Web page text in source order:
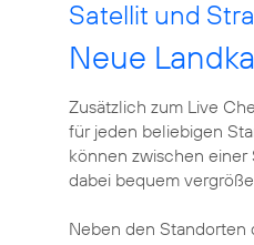
Satellit und
Neue
Zusätzlich zum Live
für jeden beliebigen
können zwischen einer
dabei bequem
Neben den Standorten